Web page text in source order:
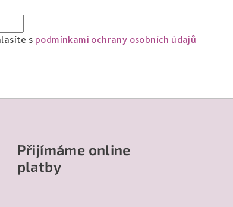
s podmínkami ochrany osobních údajů
Přijímáme online
platby